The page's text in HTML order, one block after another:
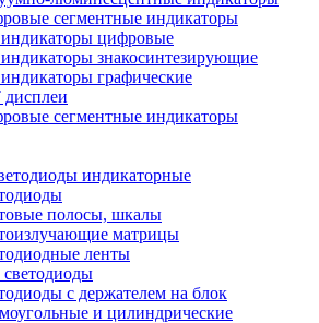
сегментные индикаторы
цифровые
знакосинтезирующие
графические
дисплеи
сегментные индикаторы
индикаторные
полосы, шкалы
матрицы
ленты
с держателем на блок
и цилиндрические